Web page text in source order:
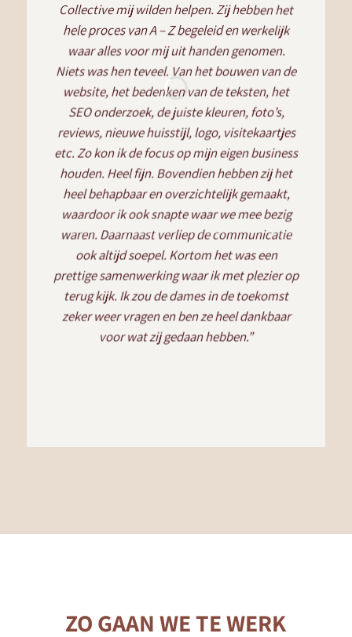
Collective mij wilden helpen. Zij hebben het
hele proces van A – Z begeleid en werkelijk
waar alles voor mij uit handen genomen.
Niets was hen teveel. Van het bouwen van de
website, het bedenken van de teksten, het
SEO onderzoek, de juiste kleuren, foto’s,
reviews, nieuwe huisstijl, logo, visitekaartjes
etc. Zo kon ik de focus op mijn eigen business
houden. Heel fijn. Bovendien hebben zij het
heel behapbaar en overzichtelijk gemaakt,
waardoor ik ook snapte waar we mee bezig
waren. Daarnaast verliep de communicatie
ook altijd soepel. Kortom het was een
prettige samenwerking waar ik met plezier op
terug kijk. Ik zou de dames in de toekomst
zeker weer vragen en ben ze heel dankbaar
voor wat zij gedaan hebben.”
ZO GAAN WE TE WERK